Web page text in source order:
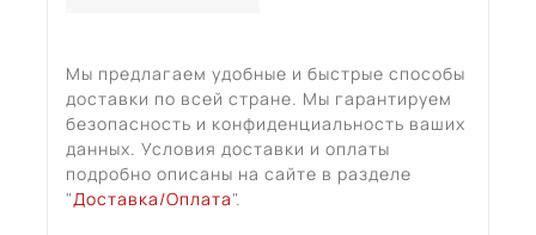
Мы предлагаем удобные и быстрые способы
доставки по всей стране. Мы гарантируем
безопасность и конфиденциальность ваших
данных. Условия доставки и оплаты
подробно описаны на сайте в разделе
"Доставка/Оплата".